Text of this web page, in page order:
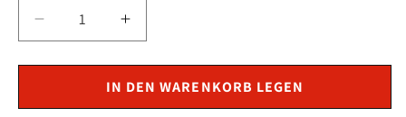
Verringere
die
Menge
SHARK
Erhöhe
die
Menge
für
SHARK
IN DEN WARENKORB LEGEN